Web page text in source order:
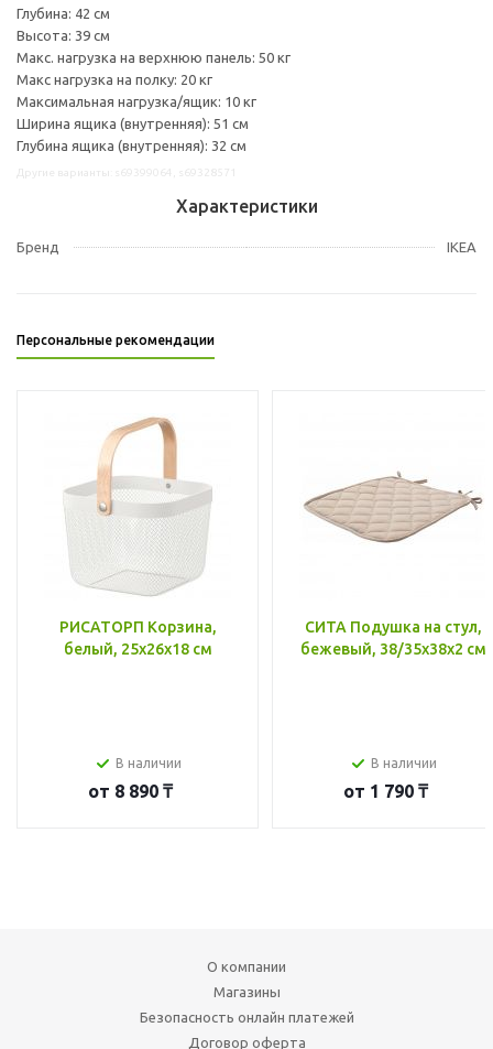
Глубина: 42 см
Высота: 39 см
Макс. нагрузка на верхнюю панель: 50 кг
Макс нагрузка на полку: 20 кг
Максимальная нагрузка/ящик: 10 кг
Ширина ящика (внутренняя): 51 см
Глубина ящика (внутренняя): 32 см
Характеристики
Бренд IKEA
Персональные рекомендации
РИСАТОРП Корзина,
белый, 25x26x18 см
В наличии
от 8 890 ₸
СИТА Подушка на стул,
бежевый, 38/35x38x2 см
В наличии
от 1 790 ₸
О компании
Магазины
Безопасность онлайн платежей
Договор оферта